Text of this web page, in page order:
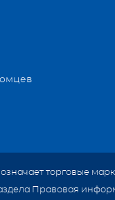
торговые
Правовая